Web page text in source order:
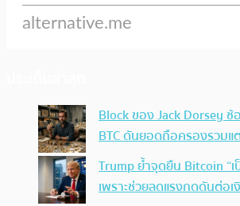
Block ของ Jack Dorsey
BTC ดันยอดถือครองรวมแ
Trump ย้ำจุดยืน Bitcoin “
เพราะช่วยลดแรงกดดันต่อ